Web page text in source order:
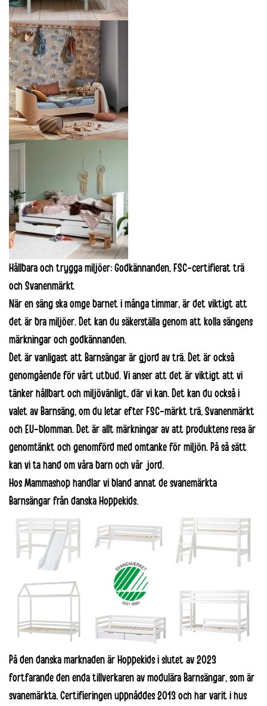
Hållbara och trygga miljöer: Godkännanden, FSC-certifierat trä
och Svanenmärkt
När en säng ska omge barnet i många timmar, är det viktigt att
det är bra miljöer. Det kan du säkerställa genom att kolla sängens
märkningar och godkännanden.
Det är vanligast att Barnsängar är gjord av trä. Det är också
genomgående för vårt utbud. Vi anser att det är viktigt att vi
tänker hållbart och miljövänligt, där vi kan. Det kan du också i
valet av Barnsäng, om du letar efter FSC-märkt trä, Svanenmärkt
och EU-blomman. Det är allt märkningar av att produktens resa är
genomtänkt och genomförd med omtanke för miljön. På så sätt
kan vi ta hand om våra barn och vår jord.
Hos Mammashop handlar vi bland annat de svanemärkta
Barnsängar från danska Hoppekids.
På den danska marknaden är Hoppekids i slutet av 2023
fortfarande den enda tillverkaren av modulära Barnsängar, som är
svanemärkta. Certifieringen uppnåddes 2013 och har varit i hus